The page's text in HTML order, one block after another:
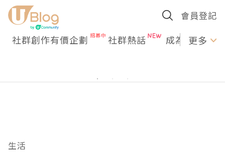
會員登記
社群創作有價企劃 社群熱話 成為U更多
生活